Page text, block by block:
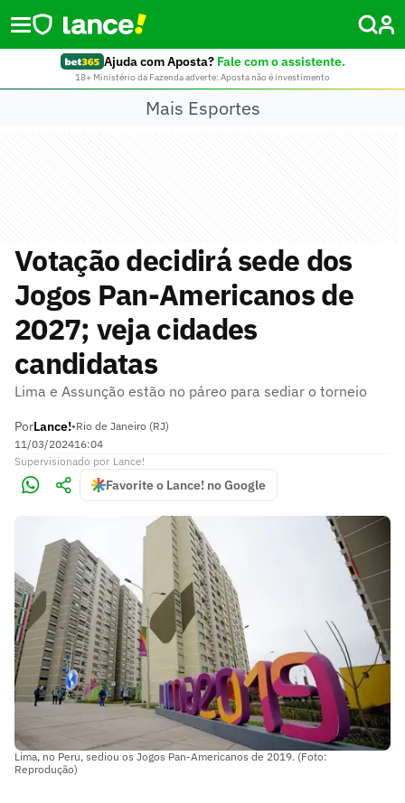
Ajuda com Aposta? Fale com o assistente.
18+ Ministério da Fazenda adverte: Aposta não é investimento
Mais Esportes
Votação decidirá sede dos
Jogos Pan-Americanos de
2027; veja cidades
candidatas
Lima e Assunção estão no páreo para sediar o torneio
PorLance!•Rio de Janeiro (RJ)
11/03/202416:04
Supervisionado por Lance!
Favorite o Lance! no Google
Lima, no Peru, sediou os Jogos Pan-Americanos de 2019. (Foto:
Reprodução)